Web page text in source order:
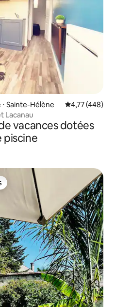
Sainte-Hélène Évaluation
4,77 (448)
Lacanau
vacances dotées
piscine
plus appréciés